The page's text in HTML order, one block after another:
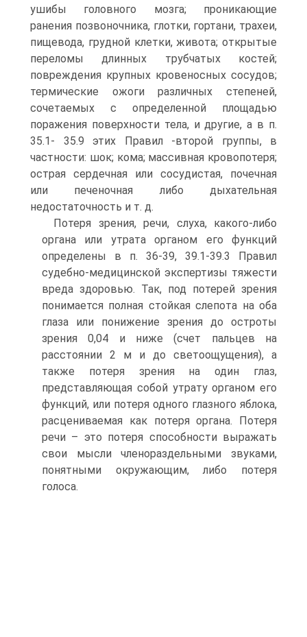
ушибы головного мозга; проникающие
ранения позвоночника, глотки, гортани, трахеи,
пищевода, грудной клетки, живота; открытые
переломы длинных трубчатых костей;
повреждения крупных кровеносных сосудов;
термические ожоги различных степеней,
сочетаемых с определенной площадью
поражения поверхности тела, и другие, а в п.
35.1- 35.9 этих Правил -второй группы, в
частности: шок; кома; массивная кровопотеря;
острая сердечная или сосудистая, почечная
или печеночная либо дыхательная
недостаточность и т. д.
Потеря зрения, речи, слуха, какого-либо
органа или утрата органом его функций
определены в п. 36-39, 39.1-39.3 Правил
судебно-медицинской экспертизы тяжести
вреда здоровью. Так, под потерей зрения
понимается полная стойкая слепота на оба
глаза или понижение зрения до остроты
зрения 0,04 и ниже (счет пальцев на
расстоянии 2 м и до светоощущения), а
также потеря зрения на один глаз,
представляющая собой утрату органом его
функций, или потеря одного глазного яблока,
расцениваемая как потеря органа. Потеря
речи – это потеря способности выражать
свои мысли членораздельными звуками,
понятными окружающим, либо потеря
голоса.